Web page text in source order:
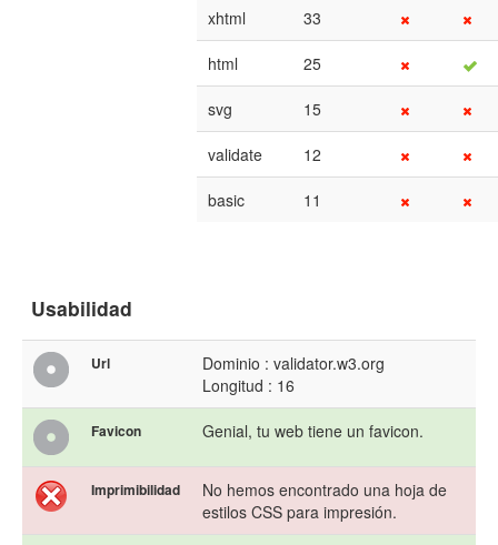
xhtml
33
html 25
svg 15
validate 12
basic 11
Usabilidad
Url
Dominio : validator.w3.org
Longitud : 16
Favicon Genial, tu web tiene un favicon.
Imprimibilidad
No hemos encontrado una hoja de
estilos CSS para impresión.